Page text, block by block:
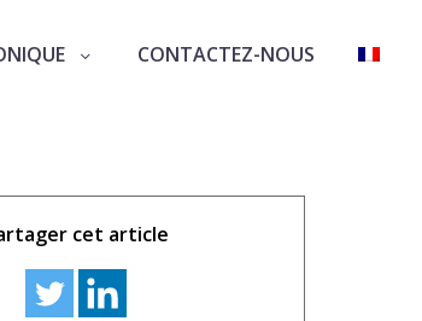
CONTACTEZ-NOUS
cet article